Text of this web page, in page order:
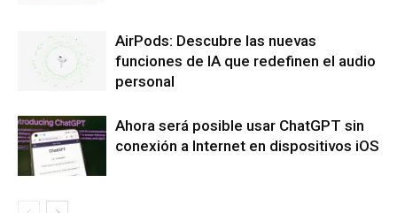
AirPods: Descubre las nuevas
funciones de IA que redefinen el audio
personal
Ahora será posible usar ChatGPT sin
conexión a Internet en dispositivos iOS